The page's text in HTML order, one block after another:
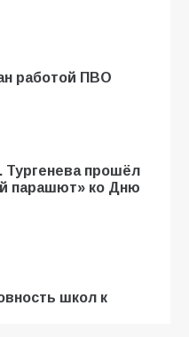
работой ПВО
Тургенева прошёл
парашют» ко Дню
школ к